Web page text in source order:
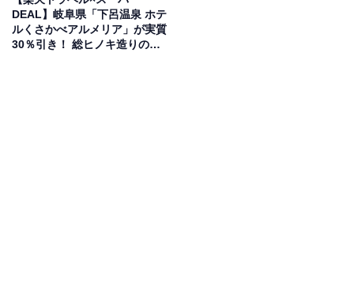
この宿泊施設のおすすめポイントは？
DEAL】岐阜県「下呂温泉 ホテ
ルくさかべアルメリア」が実質
30％引き！ 総ヒノキ造りの大